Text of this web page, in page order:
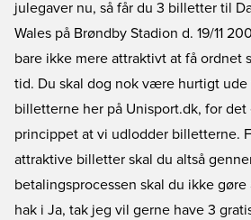
julegaver nu, så får du 3 billetter til
Wales på Brøndby Stadion d. 19/11
bare ikke mere attraktivt at få ordnet
tid. Du skal dog nok være hurtigt ude
billetterne her på Unisport.dk, for det
princippet at vi udlodder billetterne.
attraktive billetter skal du altså
betalingsprocessen skal du ikke
hak i Ja, tak jeg vil gerne have 3